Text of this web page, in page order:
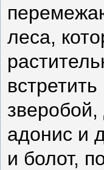
леса,
зверобой,
адонис и
и болот,